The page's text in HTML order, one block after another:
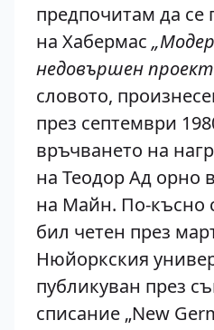
предпочитам да се
на Хабермас
недовършен
словото,
през септември
връчването на
на Теодор Ад орно
на Майн. По-късно
бил четен през
Нюйоркския
публикуван през
списание „New